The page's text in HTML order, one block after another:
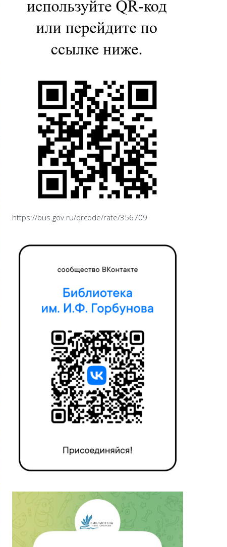
https://bus.gov.ru/qrcode/rate/356709